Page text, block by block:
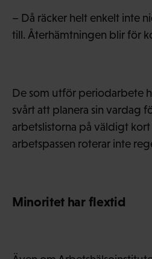
– Då räcker helt enkelt inte
till. Återhämtningen blir för
De som utför periodarbete
svårt att planera sin vardag
arbetslistorna på väldigt kort
arbetspassen roterar inte
Minoritet har flextid